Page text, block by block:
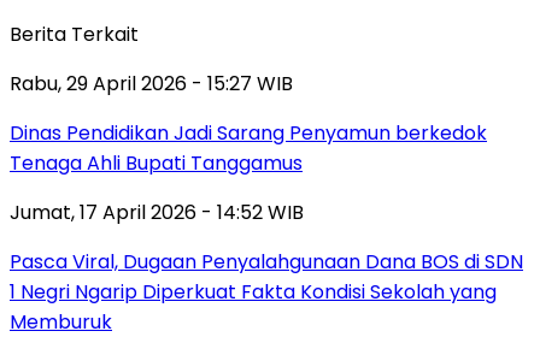
Berita Terkait
Rabu, 29 April 2026 - 15:27 WIB
Dinas Pendidikan Jadi Sarang Penyamun berkedok
Tenaga Ahli Bupati Tanggamus
Jumat, 17 April 2026 - 14:52 WIB
Pasca Viral, Dugaan Penyalahgunaan Dana BOS di SDN
1 Negri Ngarip Diperkuat Fakta Kondisi Sekolah yang
Memburuk